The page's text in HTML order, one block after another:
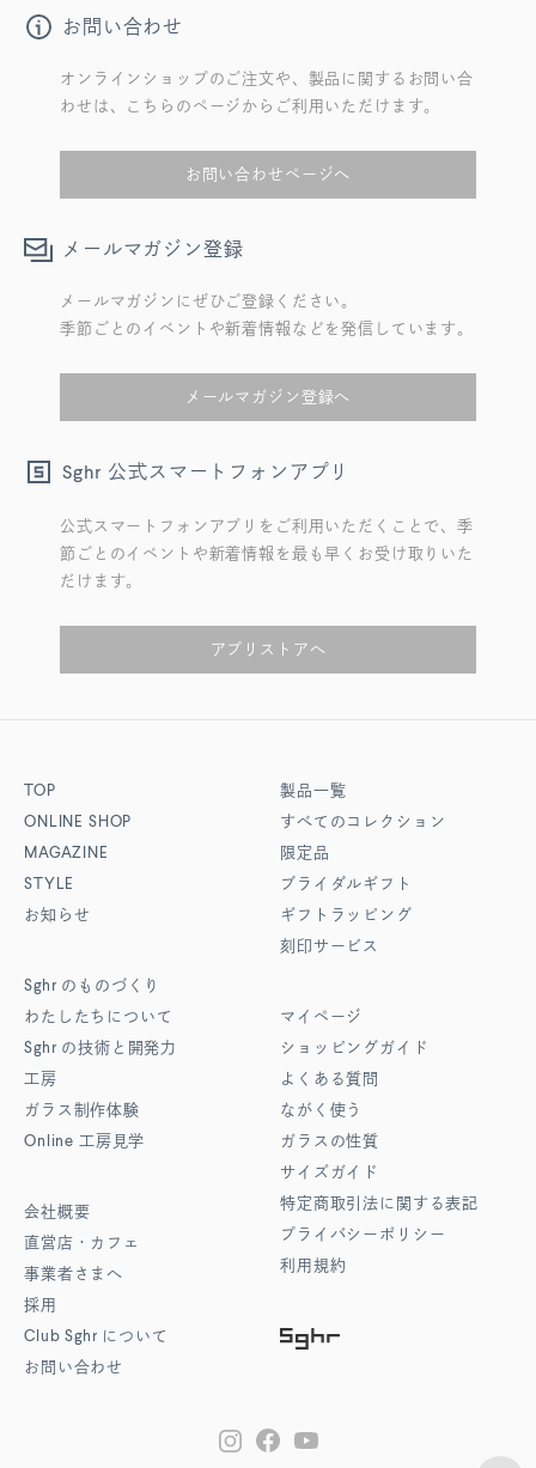
お問い合わせ
オンラインショップのご注文や、製品に関するお問い合
わせは、こちらのページからご利用いただけます。
お問い合わせページへ
メールマガジン登録
メールマガジンにぜひご登録ください。
季節ごとのイベントや新着情報などを発信しています。
メールマガジン登録へ
Sghr 公式スマートフォンアプリ
公式スマートフォンアプリをご利用いただくことで、季
節ごとのイベントや新着情報を最も早くお受け取りいた
だけます。
アプリストアへ
TOP
ONLINE SHOP
MAGAZINE
STYLE
お知らせ
Sghr のものづくり
わたしたちについて
Sghr の技術と開発力
工房
ガラス制作体験
Online 工房見学
会社概要
直営店・カフェ
事業者さまへ
採用
Club Sghr について
お問い合わせ
製品一覧
すべてのコレクション
限定品
ブライダルギフト
ギフトラッピング
刻印サービス
マイページ
ショッピングガイド
よくある質問
ながく使う
ガラスの性質
サイズガイド
特定商取引法に関する表記
プライバシーポリシー
利用規約